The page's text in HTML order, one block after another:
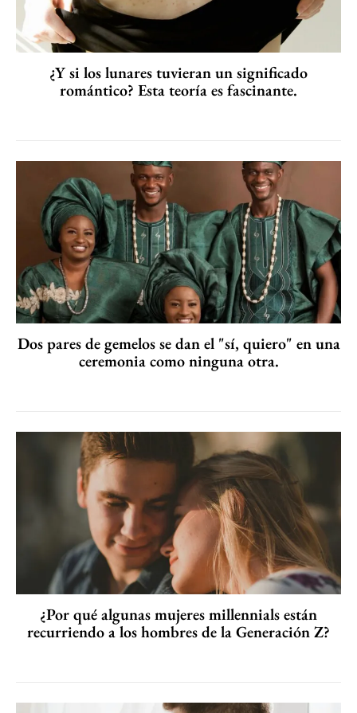
¿Y si los lunares tuvieran un significado
romántico? Esta teoría es fascinante.
Dos pares de gemelos se dan el "sí, quiero" en una
ceremonia como ninguna otra.
¿Por qué algunas mujeres millennials están
recurriendo a los hombres de la Generación Z?